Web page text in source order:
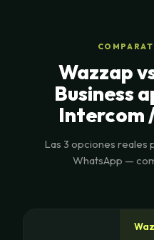
Wazzap
Business
Intercom
Las 3 opciones reales
WhatsApp —